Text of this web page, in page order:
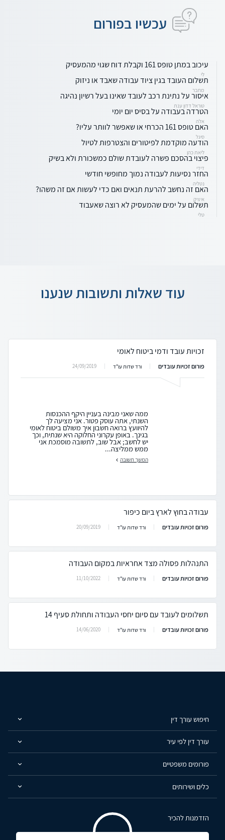
עכשיו בפורום
עיכוב במתן טופס 161 וקבלת דוח שגוי מהמעסיק
לי
תשלום העובד בגין ציוד עבודה שאבד או ניזוק
מחבר
איסור על נתינת רכב לעובד שאינו בעל רשיון נהיגה
טוראל דדון ענת
הטרדה בעבודה על בסיס יום יומי
אלה
האם טופס 161 הכרחי או שאפשר לוותר עליו?
סיגל
הודעה מוקדמת לפיטורים והצטרפות לטיול
ליאת כהן
פיצוי בהסכם פשרה לעובדת שולם כמשכורת ולא בשיק
דידי
החזר נסיעות לעבודה נמוך מחופשי חודשי
נטליה
האם זה נחשב להרעת תנאים ואם כדי לעשות אם זה משהו?
איציק
תשלום על ימים שהמעסיק לא רוצה שאעבוד
טלי
עוד שאלות ותשובות שנענו
זכויות עובד ודמי ביטוח לאומי
פורום זכויות עובדים ורד שדות עו"ד 24/09/2019
ממה שאני מבינה בעניין היקף ההכנסות
השנתי, אתה עוסק פטור. אני מציעה לך
להיוועץ ברואה חשבון איך משולם ביטוח לאומי
בגינך. באופן עקרוני החלוקה היא שנתית, וכך
יש לחשב; אבל שוב, לתשובה מוסמכת אני
ממש ממליצה...
המשך תשובה
עבודה בחוץ לארץ ביום כיפור
פורום זכויות עובדים ורד שדות עו"ד 20/09/2019
התנהלות פסולה מצד אחראיות במקום העבודה
פורום זכויות עובדים ורד שדות עו"ד 11/10/2022
תשלומים לעובד עם סיום יחסי העבודה ותחולת סעיף 14
פורום זכויות עובדים ורד שדות עו"ד 14/06/2020
חיפוש עורך דין
עורך דין לפי עיר
פורומים משפטיים
כלים ושירותים
הזדמנות להכיר